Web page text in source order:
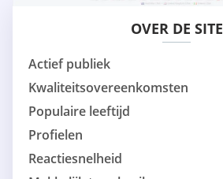
OVER DE SITE
Actief publiek
Kwaliteitsovereenkomsten
Populaire leeftijd
Profielen
Reactiesnelheid